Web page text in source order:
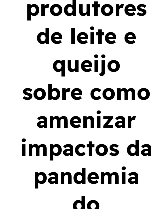
produtores
de leite e
queijo
sobre como
amenizar
impactos da
pandemia